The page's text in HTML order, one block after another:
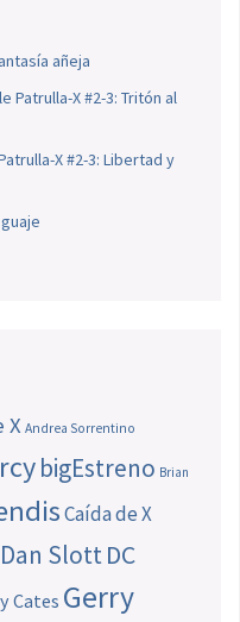
añeja
Patrulla-X #2-3: Tritón al
X #2-3: Libertad y
X Andrea Sorrentino
bigEstreno Brian
Caída de X
Dan SlottDC
Cates Gerry